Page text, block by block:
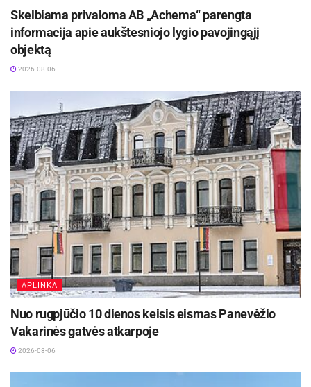
Skelbiama privaloma AB „Achema“ parengta
informacija apie aukštesniojo lygio pavojingąjį
objektą
2026-08-06
APLINKA
Nuo rugpjūčio 10 dienos keisis eismas Panevėžio
Vakarinės gatvės atkarpoje
2026-08-06